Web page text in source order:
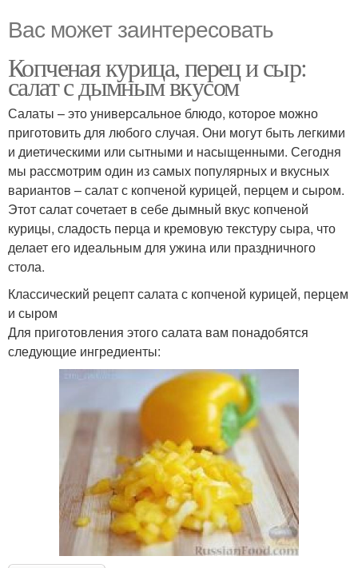
Вас может заинтересовать
Копченая курица, перец и сыр:
салат с дымным вкусом
Салаты – это универсальное блюдо, которое можно
приготовить для любого случая. Они могут быть легкими
и диетическими или сытными и насыщенными. Сегодня
мы рассмотрим один из самых популярных и вкусных
вариантов – салат с копченой курицей, перцем и сыром.
Этот салат сочетает в себе дымный вкус копченой
курицы, сладость перца и кремовую текстуру сыра, что
делает его идеальным для ужина или праздничного
стола.
Классический рецепт салата с копченой курицей, перцем
и сыром
Для приготовления этого салата вам понадобятся
следующие ингредиенты: